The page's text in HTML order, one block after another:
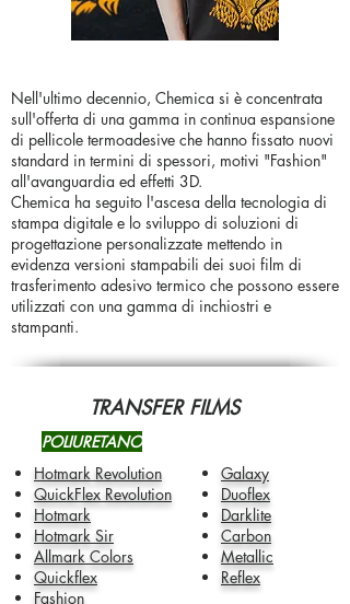
Nell'ultimo decennio, Chemica si è concentrata
sull'offerta di una gamma in continua espansione
di pellicole termoadesive che hanno fissato nuovi
standard in termini di spessori, motivi "Fashion"
all'avanguardia ed effetti 3D.
Chemica ha seguito l'ascesa della tecnologia di
stampa digitale e lo sviluppo di soluzioni di
progettazione personalizzate mettendo in
evidenza versioni stampabili dei suoi film di
trasferimento adesivo termico che possono essere
utilizzati con una gamma di inchiostri e
stampanti.
TRANSFER FILMS
POLIURETANO
Hotmark Revolution
QuickFlex Revolution
Hotmark
Hotmark Sir
Allmark Colors
Quickflex
Fashion
Galaxy
Duoflex
Darklite
Carbon
Metallic
Reflex